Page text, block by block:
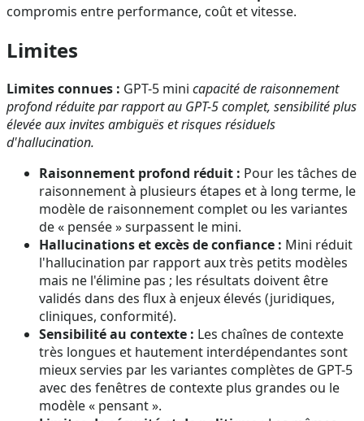
compromis entre performance, coût et vitesse.
Limites
Limites connues : GPT-5 mini capacité de raisonnement
profond réduite par rapport au GPT-5 complet, sensibilité plus
élevée aux invites ambiguës et risques résiduels
d'hallucination.
Raisonnement profond réduit : Pour les tâches de
raisonnement à plusieurs étapes et à long terme, le
modèle de raisonnement complet ou les variantes
de « pensée » surpassent le mini.
Hallucinations et excès de confiance : Mini réduit
l'hallucination par rapport aux très petits modèles
mais ne l'élimine pas ; les résultats doivent être
validés dans des flux à enjeux élevés (juridiques,
cliniques, conformité).
Sensibilité au contexte : Les chaînes de contexte
très longues et hautement interdépendantes sont
mieux servies par les variantes complètes de GPT-5
avec des fenêtres de contexte plus grandes ou le
modèle « pensant ».